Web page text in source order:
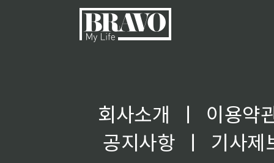
회사소개 ㅣ
이용약
공지사항
ㅣ
기사제